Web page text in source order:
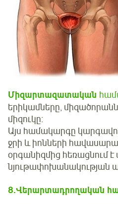
Միզարտազատական
երիկամները,
միզուկը։
Այս համակարգը
ջրի և իոնների
օրգանիզմից հեռացնում է
նյութափոխանակության
8.Վերարտադրողական